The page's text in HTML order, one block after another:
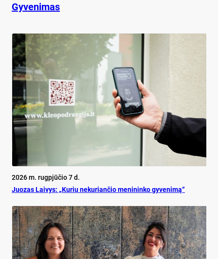
Gyvenimas
2026 m. rugpjūčio 7 d.
Juo­zas Lai­vys: „Ku­riu ne­ku­rian­čio me­ni­nin­ko gy­ve­ni­mą“